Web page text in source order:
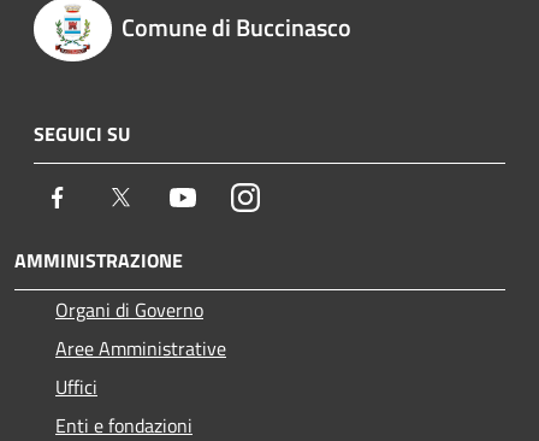
Comune di Buccinasco
SEGUICI SU
Facebook Twitter YoutubeInstagram
AMMINISTRAZIONE
Organi di Governo
Aree Amministrative
Uffici
Enti e fondazioni